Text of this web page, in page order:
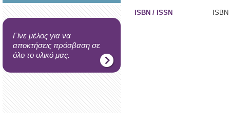
Γίνε μέλος για να
αποκτήσεις πρόσβαση σε
όλο το υλικό μας.
ISBN / ISSN ISBN